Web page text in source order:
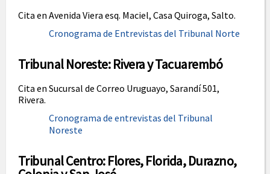
Cita en Avenida Viera esq. Maciel, Casa Quiroga, Salto.
Cronograma de Entrevistas del Tribunal Norte
Tribunal Noreste: Rivera y Tacuarembó
Cita en Sucursal de Correo Uruguayo, Sarandí 501,
Rivera.
Cronograma de entrevistas del Tribunal
Noreste
Tribunal Centro: Flores, Florida, Durazno,